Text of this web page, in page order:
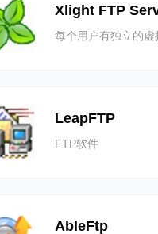
Xlight FTP
每个用户有独立的虚
LeapFTP
FTP软件
AbleFtp